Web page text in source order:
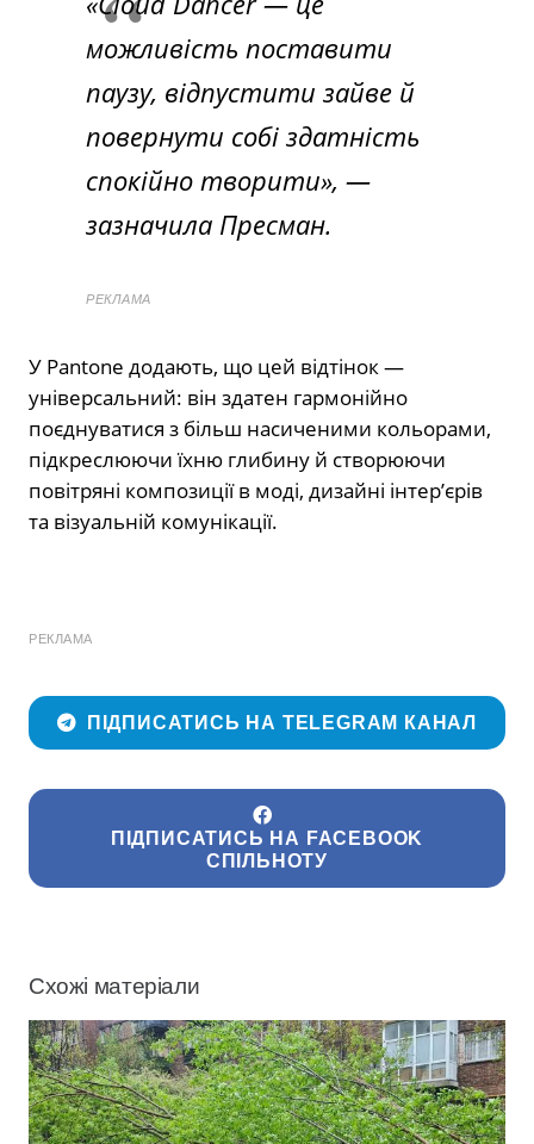
можливість поставити
паузу, відпустити зайве й
повернути собі здатність
спокійно творити», —
зазначила Пресман.
РЕКЛАМА
У Pantone додають, що цей відтінок —
універсальний: він здатен гармонійно
поєднуватися з більш насиченими кольорами,
підкреслюючи їхню глибину й створюючи
повітряні композиції в моді, дизайні інтер’єрів
та візуальній комунікації.
РЕКЛАМА
ПІДПИСАТИСЬ НА TELEGRAM КАНАЛ
ПІДПИСАТИСЬ НА FACEBOOK
СПІЛЬНОТУ
Схожі матеріали